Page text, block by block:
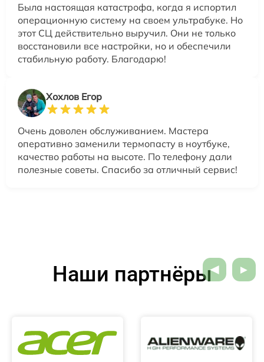
Была настоящая катастрофа, когда я испортил
операционную систему на своем ультрабуке. Но
этот СЦ действительно выручил. Они не только
восстановили все настройки, но и обеспечили
стабильную работу. Благодарю!
Хохлов Егор
Очень доволен обслуживанием. Мастера
оперативно заменили термопасту в ноутбуке,
качество работы на высоте. По телефону дали
полезные советы. Спасибо за отличный сервис!
Наши партнёры